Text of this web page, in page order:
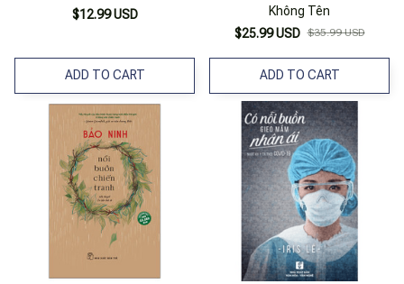
$12.99 USD
ADD TO CART
Không Tên
$25.99 USD $35.99 USD
ADD TO CART